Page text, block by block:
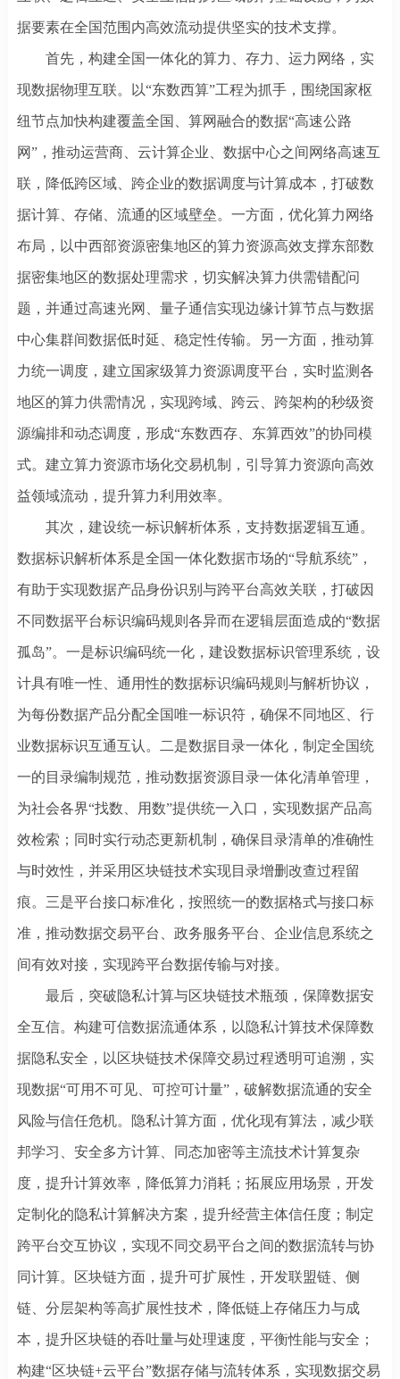
据要素在全国范围内高效流动提供坚实的技术支撑。
首先，构建全国一体化的算力、存力、运力网络，实
现数据物理互联。以“东数西算”工程为抓手，围绕国家枢
纽节点加快构建覆盖全国、算网融合的数据“高速公路
网”，推动运营商、云计算企业、数据中心之间网络高速互
联，降低跨区域、跨企业的数据调度与计算成本，打破数
据计算、存储、流通的区域壁垒。一方面，优化算力网络
布局，以中西部资源密集地区的算力资源高效支撑东部数
据密集地区的数据处理需求，切实解决算力供需错配问
题，并通过高速光网、量子通信实现边缘计算节点与数据
中心集群间数据低时延、稳定性传输。另一方面，推动算
力统一调度，建立国家级算力资源调度平台，实时监测各
地区的算力供需情况，实现跨域、跨云、跨架构的秒级资
源编排和动态调度，形成“东数西存、东算西效”的协同模
式。建立算力资源市场化交易机制，引导算力资源向高效
益领域流动，提升算力利用效率。
其次，建设统一标识解析体系，支持数据逻辑互通。
数据标识解析体系是全国一体化数据市场的“导航系统”，
有助于实现数据产品身份识别与跨平台高效关联，打破因
不同数据平台标识编码规则各异而在逻辑层面造成的“数据
孤岛”。一是标识编码统一化，建设数据标识管理系统，设
计具有唯一性、通用性的数据标识编码规则与解析协议，
为每份数据产品分配全国唯一标识符，确保不同地区、行
业数据标识互通互认。二是数据目录一体化，制定全国统
一的目录编制规范，推动数据资源目录一体化清单管理，
为社会各界“找数、用数”提供统一入口，实现数据产品高
效检索；同时实行动态更新机制，确保目录清单的准确性
与时效性，并采用区块链技术实现目录增删改查过程留
痕。三是平台接口标准化，按照统一的数据格式与接口标
准，推动数据交易平台、政务服务平台、企业信息系统之
间有效对接，实现跨平台数据传输与对接。
最后，突破隐私计算与区块链技术瓶颈，保障数据安
全互信。构建可信数据流通体系，以隐私计算技术保障数
据隐私安全，以区块链技术保障交易过程透明可追溯，实
现数据“可用不可见、可控可计量”，破解数据流通的安全
风险与信任危机。隐私计算方面，优化现有算法，减少联
邦学习、安全多方计算、同态加密等主流技术计算复杂
度，提升计算效率，降低算力消耗；拓展应用场景，开发
定制化的隐私计算解决方案，提升经营主体信任度；制定
跨平台交互协议，实现不同交易平台之间的数据流转与协
同计算。区块链方面，提升可扩展性，开发联盟链、侧
链、分层架构等高扩展性技术，降低链上存储压力与成
本，提升区块链的吞吐量与处理速度，平衡性能与安全；
构建“区块链+云平台”数据存储与流转体系，实现数据交易